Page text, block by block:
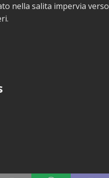
nella salita impervia verso